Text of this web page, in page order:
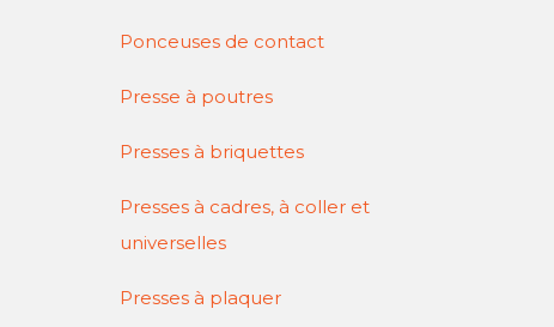
Ponceuses de contact
Presse à poutres
Presses à briquettes
Presses à cadres, à coller et
universelles
Presses à plaquer